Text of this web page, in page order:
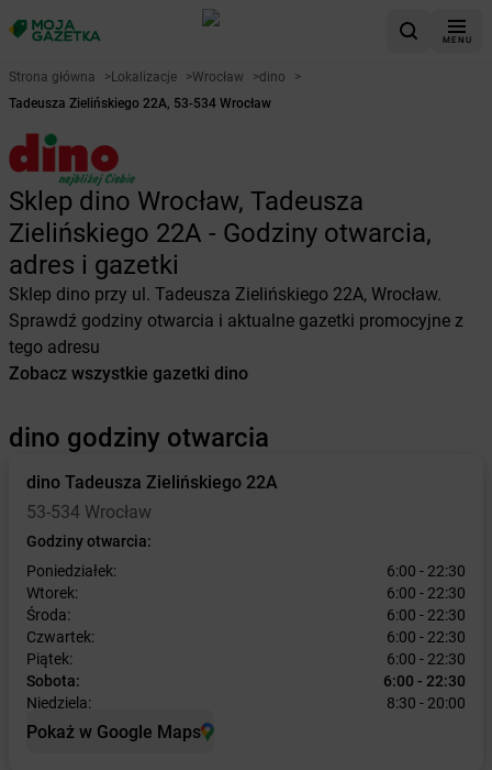
MENU
Strona główna >Lokalizacje >Wrocław >dino
>
Tadeusza Zielińskiego 22A, 53-534 Wrocław
Sklep dino Wrocław, Tadeusza
Zielińskiego 22A - Godziny otwarcia,
adres i gazetki
Sklep dino przy ul. Tadeusza Zielińskiego 22A, Wrocław.
Sprawdź godziny otwarcia i aktualne gazetki promocyjne z
tego adresu
Zobacz wszystkie gazetki dino
dino godziny otwarcia
dino Tadeusza Zielińskiego 22A
53-534 Wrocław
Godziny otwarcia:
Poniedziałek:
6:00 - 22:30
Wtorek:
6:00 - 22:30
Środa:
6:00 - 22:30
Czwartek:
6:00 - 22:30
Piątek:
6:00 - 22:30
Sobota:
6:00 - 22:30
Niedziela:
8:30 - 20:00
Pokaż w Google Maps